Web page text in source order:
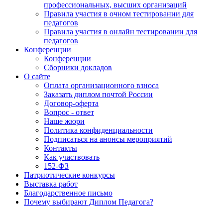
профессиональных, высших организаций
Правила участия в очном тестировании для
педагогов
Правила участия в онлайн тестировании для
педагогов
Конференции
Конференции
Сборники докладов
О сайте
Оплата организационного взноса
Заказать диплом почтой России
Договор-оферта
Вопрос - ответ
Наше жюри
Политика конфиденциальности
Подписаться на анонсы мероприятий
Контакты
Как участвовать
152-ФЗ
Патриотические конкурсы
Выставка работ
Благодарственное письмо
Почему выбирают Диплом Педагога?